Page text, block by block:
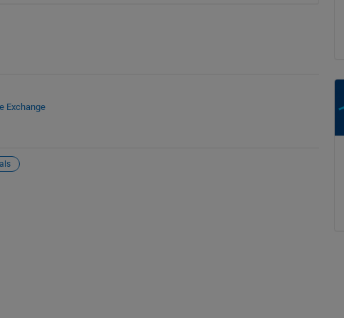
Exchange